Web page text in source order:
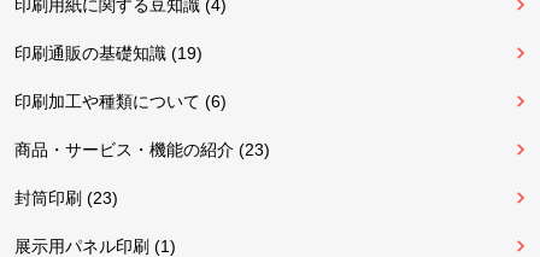
印刷用紙に関する豆知識 (4)
印刷通販の基礎知識 (19)
印刷加工や種類について (6)
商品・サービス・機能の紹介 (23)
封筒印刷 (23)
展示用パネル印刷 (1)